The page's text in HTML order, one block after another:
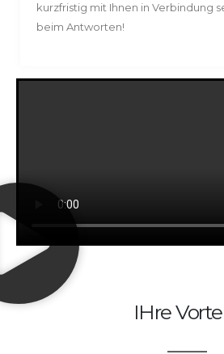
kurzfristig mit Ihnen in Verbindung
beim Antworten!
IHre